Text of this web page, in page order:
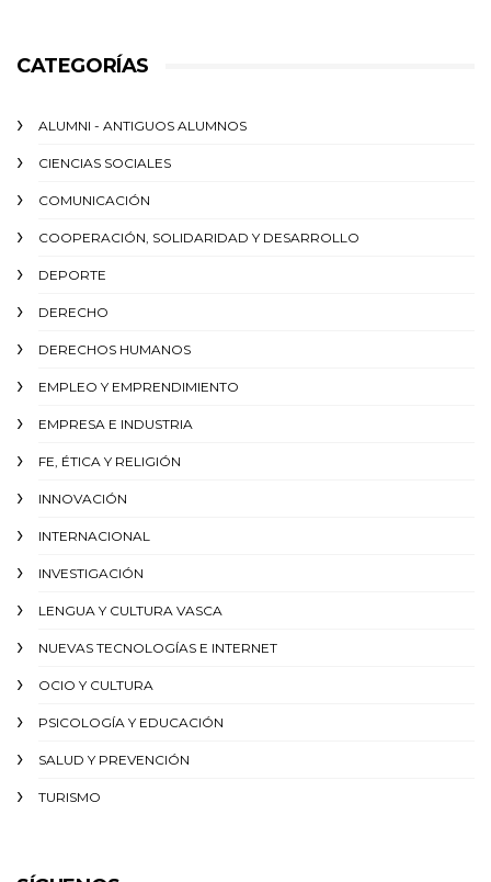
CATEGORÍAS
ALUMNI - ANTIGUOS ALUMNOS
CIENCIAS SOCIALES
COMUNICACIÓN
COOPERACIÓN, SOLIDARIDAD Y DESARROLLO
DEPORTE
DERECHO
DERECHOS HUMANOS
EMPLEO Y EMPRENDIMIENTO
EMPRESA E INDUSTRIA
FE, ÉTICA Y RELIGIÓN
INNOVACIÓN
INTERNACIONAL
INVESTIGACIÓN
LENGUA Y CULTURA VASCA
NUEVAS TECNOLOGÍAS E INTERNET
OCIO Y CULTURA
PSICOLOGÍA Y EDUCACIÓN
SALUD Y PREVENCIÓN
TURISMO